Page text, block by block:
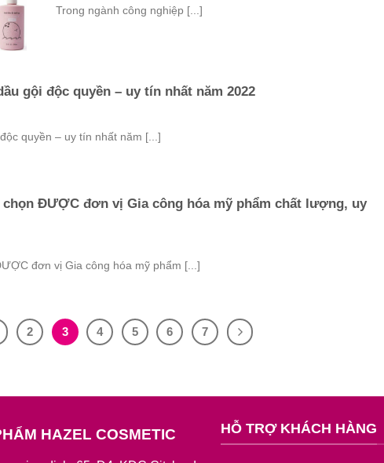
Trong ngành công nghiệp [...]
gội độc quyền – uy tín nhất năm 2022
quyền – uy tín nhất năm [...]
chọn ĐƯỢC đơn vị Gia công hóa mỹ phẩm chất lượng, uy
đơn vị Gia công hóa mỹ phẩm [...]
2 3 4 5 6 7
HAZEL COSMETIC HỖ TRỢ KHÁCH HÀNG